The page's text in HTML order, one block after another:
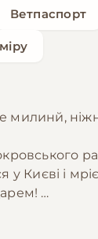
Ветпаспорт
милинй,
у Києві і
20кг